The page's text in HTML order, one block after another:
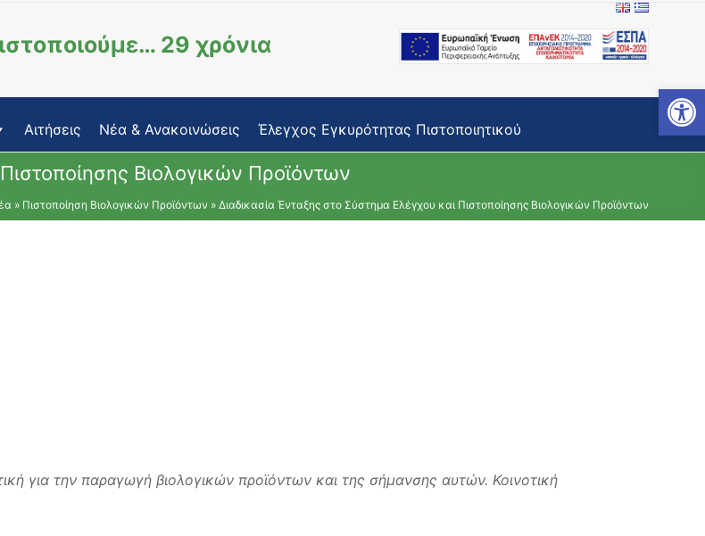
Open toolbar
29 χρόνια
Αιτήσεις Νέα & Ανακοινώσεις Έλεγχος Εγκυρότητας Πιστοποιητικού
Βιολογικών Προϊόντων
» Πιστοποίηση Βιολογικών Προϊόντων » Διαδικασία Ένταξης στο Σύστημα Ελέγχου και Πιστοποίησης Βιολογικών Προϊόντων
για την παραγωγή βιολογικών προϊόντων και της σήμανσης αυτών. Κοινοτική